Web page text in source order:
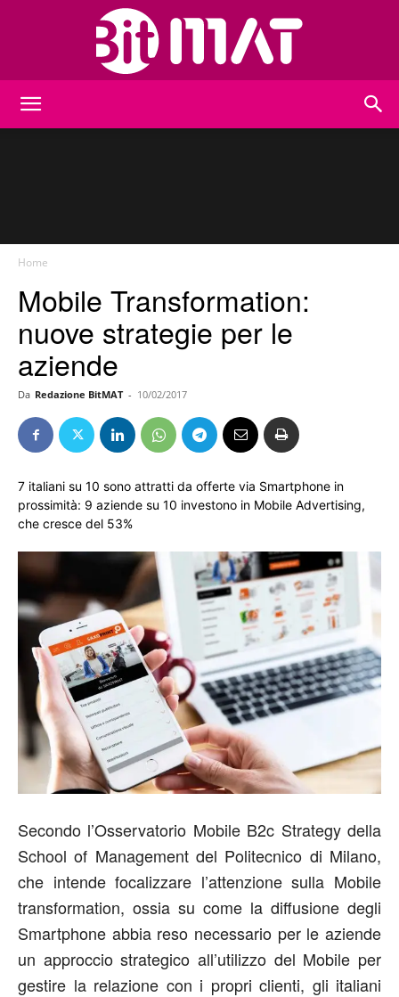
Home
Mobile Transformation:
nuove strategie per le
aziende
Da Redazione BitMAT - 10/02/2017
7 italiani su 10 sono attratti da offerte via Smartphone in
prossimità: 9 aziende su 10 investono in Mobile Advertising,
che cresce del 53%
Secondo l’Osservatorio Mobile B2c Strategy della
School of Management del Politecnico di Milano,
che intende focalizzare l’attenzione sulla Mobile
transformation, ossia su come la diffusione degli
Smartphone abbia reso necessario per le aziende
un approccio strategico all’utilizzo del Mobile per
gestire la relazione con i propri clienti, gli italiani